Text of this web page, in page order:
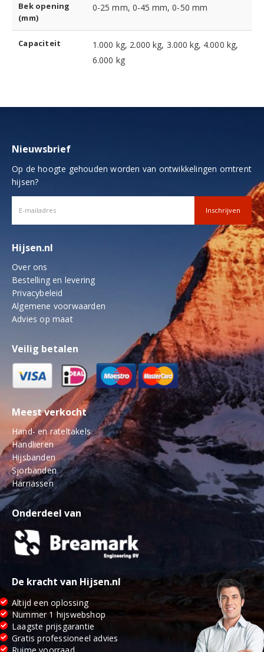
Bek opening
(mm)
0-25 mm, 0-45 mm, 0-50 mm
Capaciteit
1.000 kg, 2.000 kg, 3.000 kg, 4.000 kg,
6.000 kg
Nieuwsbrief
Op de hoogte gehouden worden van ontwikkelingen omtrent
hijsen?
Hijsen.nl
Over ons
Bestelling en levering
Privacybeleid
Algemene voorwaarden
Advies op maat
Veilig betalen
Meest verkocht
Hand- en rateltakels
Handlieren
Hijsbanden
Sjorbanden
Harnassen
Onderdeel van
De kracht van Hijsen.nl
Altijd een oplossing
Nummer 1 hijswebshop
Laagste prijsgarantie
Gratis professioneel advies